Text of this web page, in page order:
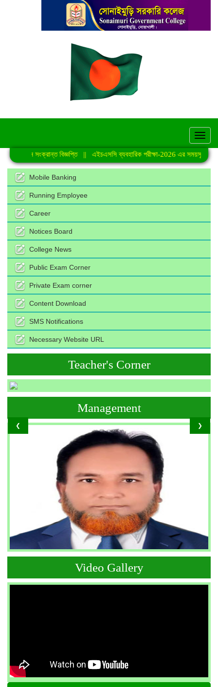
বিজ্ঞপ্তি||এইচএসসি ব্যবহারিক পরীক্ষা-2026 এর সময়সূচি||জুলাই
Mobile Banking
Running Employee
Career
Notices Board
College News
Public Exam Corner
Private Exam corner
Content Download
SMS Notifications
Necessary Website URL
Teacher's Corner
❮ ❯
Management
Video Gallery